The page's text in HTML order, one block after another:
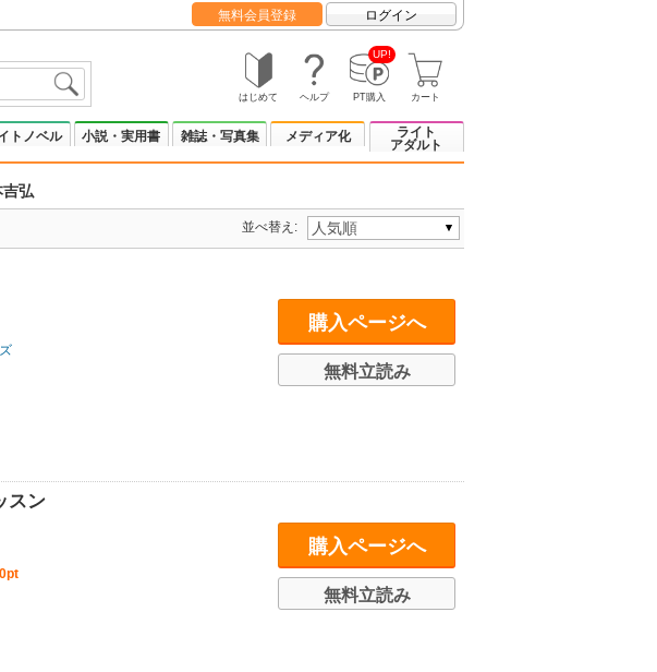
無料会員登録 ログイン
はじめて ヘルプ
UP!
PT購入 カート
トノベル 小説・実用書 雑誌・写真集 メディア化
ライト
アダルト
吉弘
並べ替え:
購入ページへ
無料立読み
スン
購入ページへ
無料立読み